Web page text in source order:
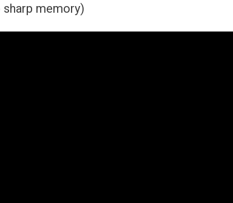
memory)